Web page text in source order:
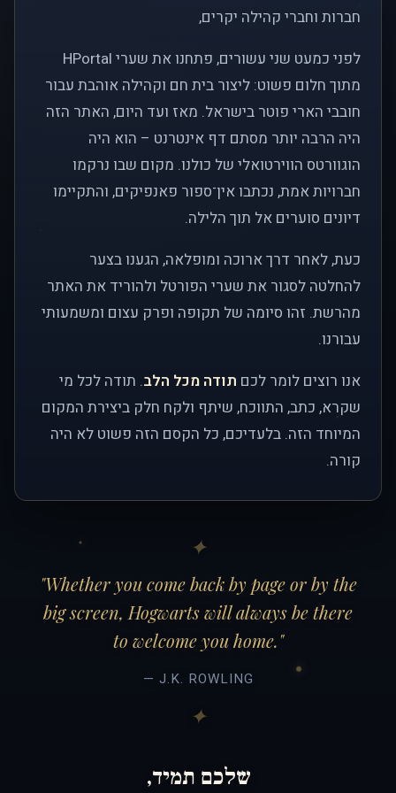
חברות וחברי קהילה יקרים,
לפני כמעט שני עשורים, פתחנו את שערי HPortal
מתוך חלום פשוט: ליצור בית חם וקהילה אוהבת עבור
חובבי הארי פוטר בישראל. מאז ועד היום, האתר הזה
היה הרבה יותר מסתם דף אינטרנט – הוא היה
הוגוורטס הווירטואלי של כולנו. מקום שבו נרקמו
חברויות אמת, נכתבו אין־ספור פאנפיקים, והתקיימו
דיונים סוערים אל תוך הלילה.
כעת, לאחר דרך ארוכה ומופלאה, הגענו בצער
להחלטה לסגור את שערי הפורטל ולהוריד את האתר
מהרשת. זהו סיומה של תקופה ופרק עצום ומשמעותי
עבורנו.
אנו רוצים לומר לכם תודה מכל הלב. תודה לכל מי
שקרא, כתב, התווכח, שיתף ולקח חלק ביצירת המקום
המיוחד הזה. בלעדיכם, כל הקסם הזה פשוט לא היה
קורה.
"Whether you come back by page or by the
big screen, Hogwarts will always be there
to welcome you home."
— J.K. ROWLING
שלכם תמיד,